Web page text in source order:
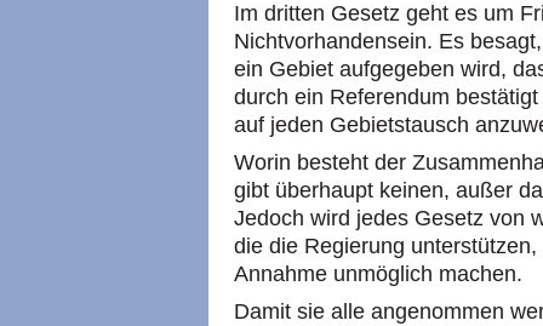
Im dritten Gesetz geht es um
Nichtvorhandensein. Es
ein Gebiet aufgegeben wird,
durch ein Referendum
auf jeden Gebietstausch
Worin besteht der
gibt überhaupt keinen, außer
Jedoch wird jedes Gesetz von
die die Regierung
Annahme unmöglich machen.
Damit sie alle angenommen